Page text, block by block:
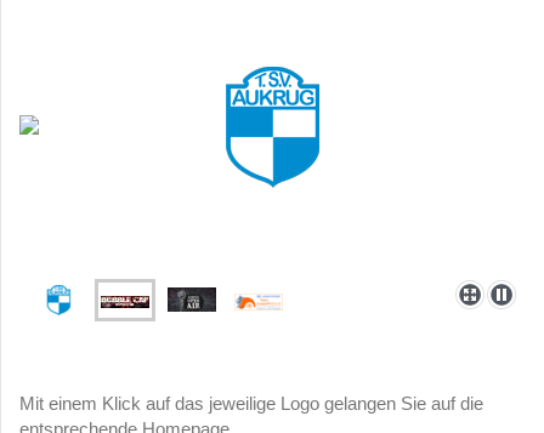
Mit einem Klick auf das jeweilige Logo gelangen Sie auf die
entsprechende Homepage.